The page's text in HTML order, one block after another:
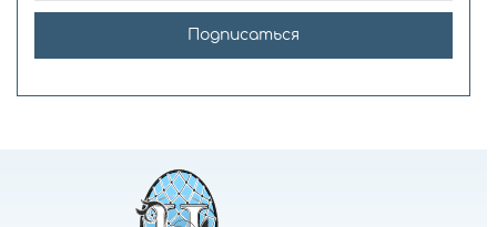
Подписаться